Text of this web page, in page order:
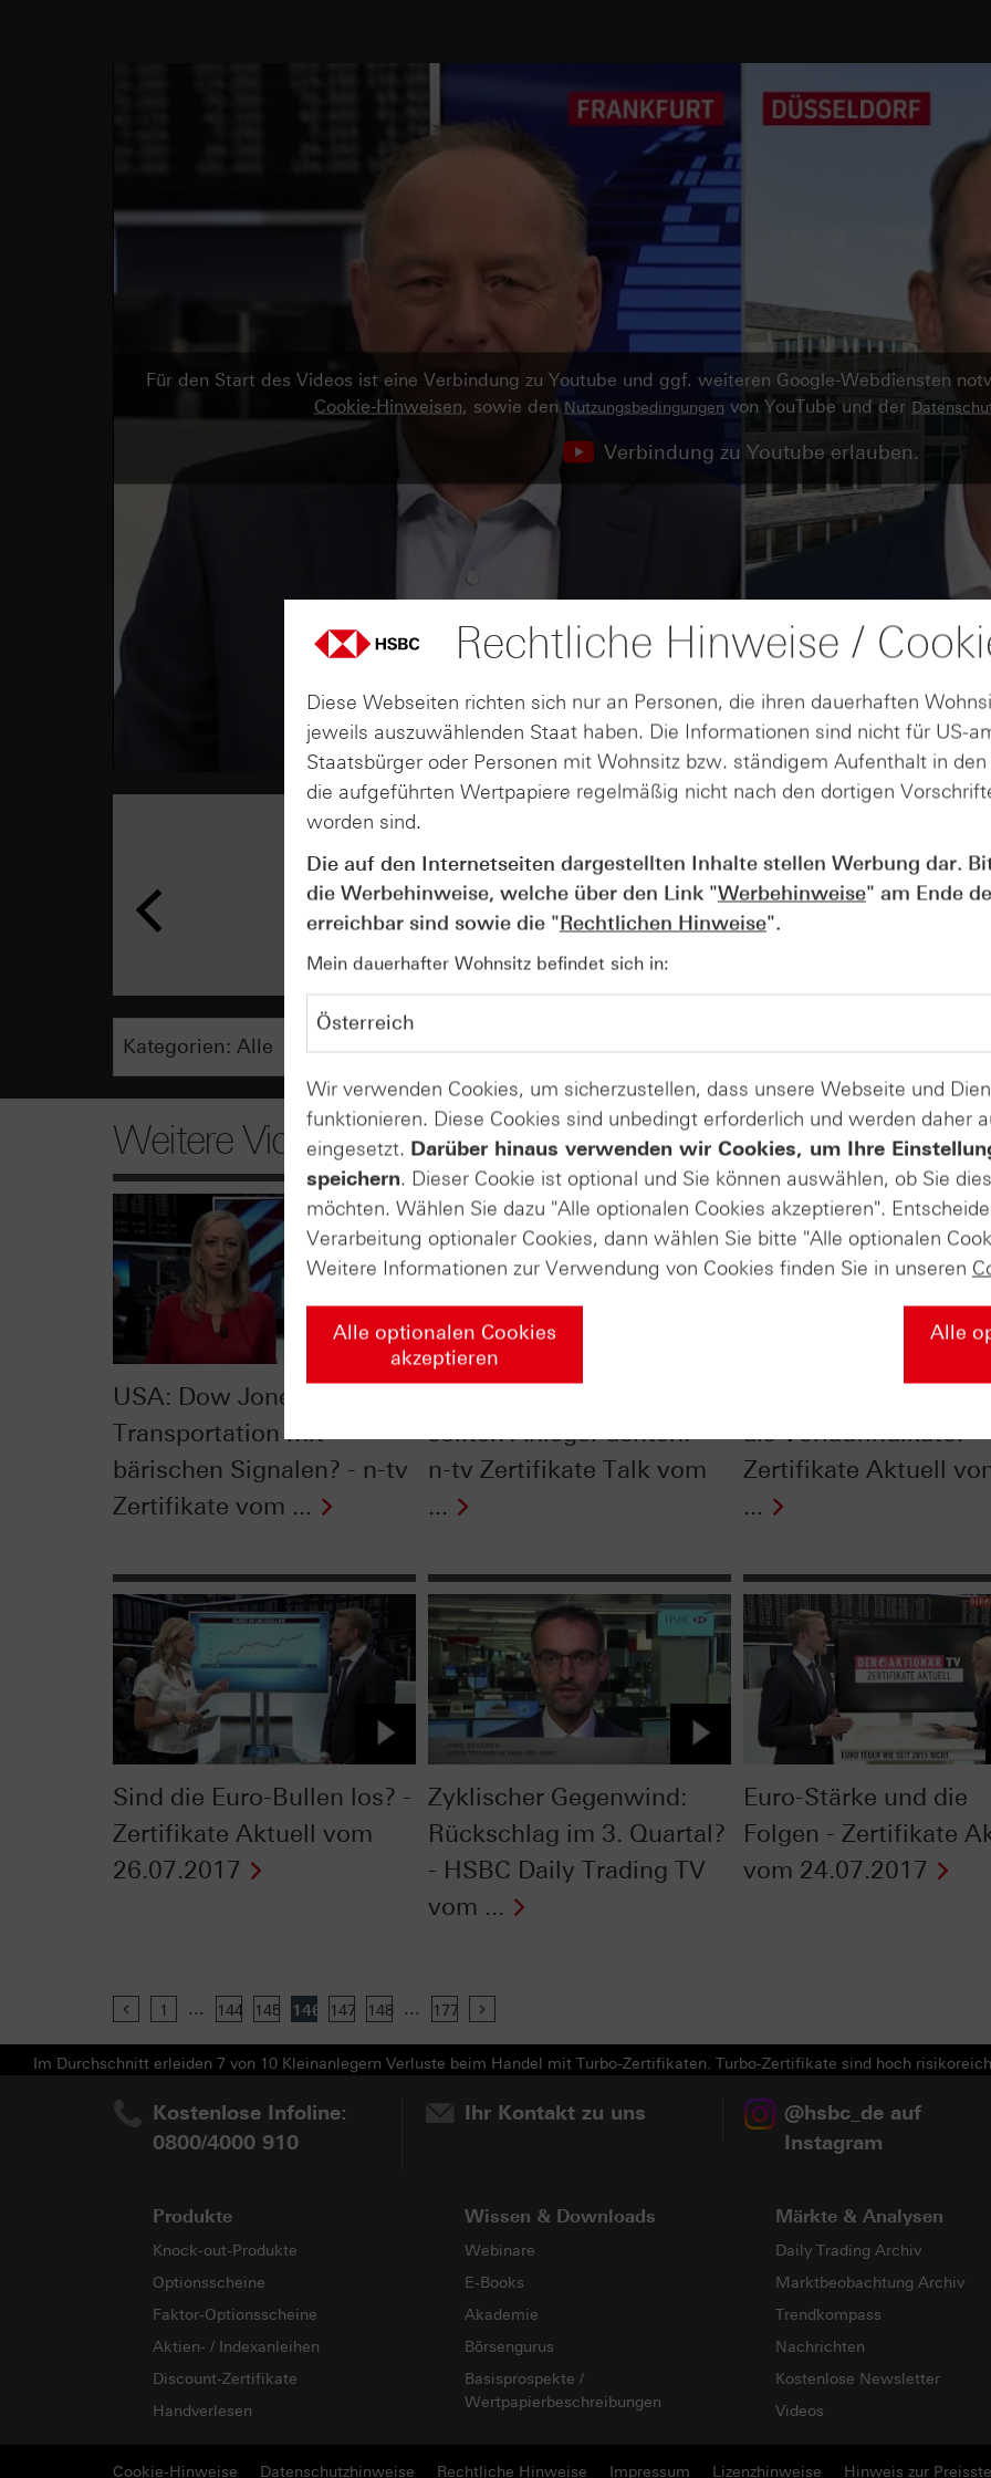
Für den Start des Videos ist eine Verbindung zu Youtube und ggf. weiteren Google-Webdiensten
Cookie-Hinweisen, sowie denNutzungsbedingungen von YouTube und der
Verbindung zu Youtube erlauben.
AUGUST
04
Der Blick ins Kleingedruckte:
Kündigungen bei Derivaten -
vom 04.08.2026
Weitere Videos
USA: Dow Jones
Transportation mit
bärischen Signalen? - n-tv
Zertifikate vom ...
sollten Anleger achten! -
n-tv Zertifikate Talk vom
...
als Vorlaufindikator -
Zertifikate Aktuell
...
Sind die Euro-Bullen los? -
Zertifikate Aktuell vom
26.07.2017
Zyklischer Gegenwind:
Rückschlag im 3. Quartal?
- HSBC Daily Trading TV
vom ...
Euro-Stärke und die
Folgen - Zertifikate
vom 24.07.2017
Previous
1 ... 144 145 146 147 148 ... 177
Im Durchschnitt erleiden 7 von 10 Kleinanlegern Verluste beim Handel mit Turbo-Zertifikaten. Turbo-Zertifikate sind hoch
Kostenlose Infoline:
0800/4000 910
Ihr Kontakt zu uns
@hsbc_de auf
Instagram
Produkte
Knock-out-Produkte
Optionsscheine
Faktor-Optionsscheine
Aktien- / Indexanleihen
Discount-Zertifikate
Handverlesen
Wissen & Downloads
Webinare
E-Books
Akademie
Börsengurus
Basisprospekte /
Wertpapierbeschreibungen
Märkte & Analysen
Daily Trading Archiv
Marktbeobachtung Archiv
Trendkompass
Nachrichten
Kostenlose Newsletter
Videos
Cookie-Hinweise Datenschutzhinweise Rechtliche Hinweise Impressum Lizenzhinweise Hinweis zur
Rechtliche Hinweise /
Diese Webseiten richten sich nur an Personen, die ihren dauerhaften
jeweils auszuwählenden Staat haben. Die Informationen sind nicht für US-
Staatsbürger oder Personen mit Wohnsitz bzw. ständigem Aufenthalt in
die aufgeführten Wertpapiere regelmäßig nicht nach den dortigen
worden sind.
Die auf den Internetseiten dargestellten Inhalte stellen Werbung dar.
die Werbehinweise, welche über den Link "Werbehinweise" am Ende
erreichbar sind sowie die "Rechtlichen Hinweise".
Mein dauerhafter Wohnsitz befindet sich in:
Wir verwenden Cookies, um sicherzustellen, dass unsere Webseite und
funktionieren. Diese Cookies sind unbedingt erforderlich und werden daher
eingesetzt. Darüber hinaus verwenden wir Cookies, um Ihre
speichern. Dieser Cookie ist optional und Sie können auswählen, ob Sie
möchten. Wählen Sie dazu "Alle optionalen Cookies akzeptieren".
Verarbeitung optionaler Cookies, dann wählen Sie bitte "Alle optionalen
Weitere Informationen zur Verwendung von Cookies finden Sie in unseren
Alle optionalen Cookies
akzeptieren
Alle